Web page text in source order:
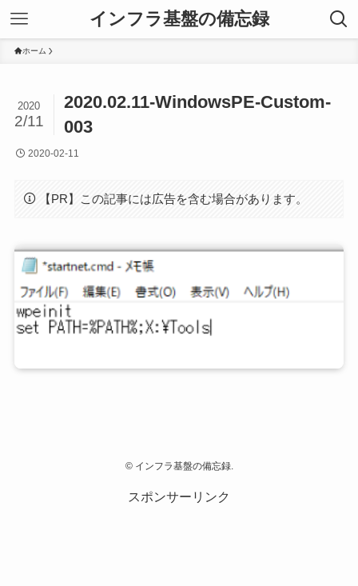
インフラ基盤の備忘録
ホーム
2020.02.11-WindowsPE-Custom-
003
2020
2/11
2020-02-11
【PR】この記事には広告を含む場合があります。
©インフラ基盤の備忘録.
スポンサーリンク